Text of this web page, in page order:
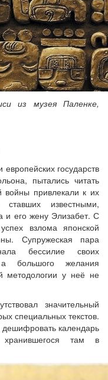
из музея Паленке,
государств
пытались читать
привлекали к их
известными,
и его жену Элизабет. С
взлома японской
Супружеская пара
бессилие своих
а большого желания
методологии у неё не
значительный
специальных текстов.
календарь
там в